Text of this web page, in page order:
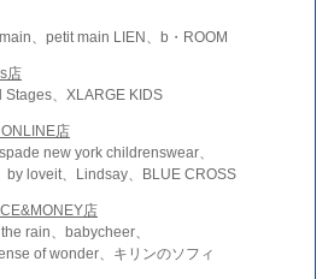
、petit main LIEN、b・ROOM
店
、XLARGE KIDS
店
new york childrenswear、
by loveit、Lindsay、BLUE CROSS
店
rain、babycheer、
of wonder、キリンのソフィ